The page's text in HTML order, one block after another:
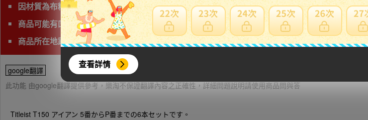
查看詳情
因材質為布料/皮革包包類無法海運，限定使用空運運送。
商品可能有凹損、塌陷，請下標前詢問清楚且注意。
商品所在地距離海外收貨處(神奈川)較遠，請注意日本運費
google翻譯
此功能 由google翻譯提供參考，樂淘不保證翻譯內容之正確性，詳細問題說明請使用商品問與答
Titleist T150 アイアン 5番からP番までの6本セットです。